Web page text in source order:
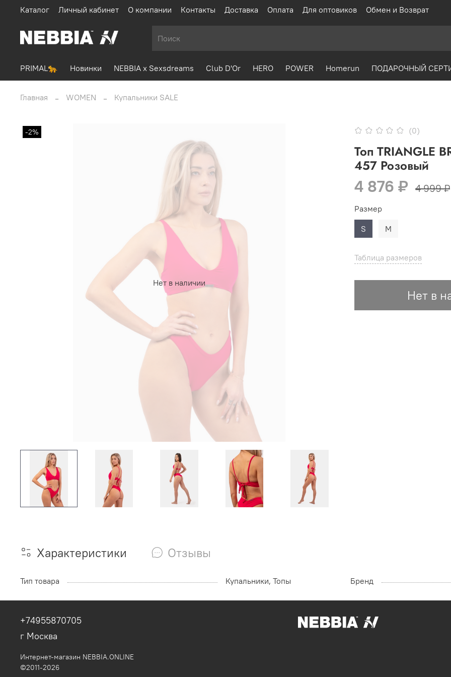
Каталог Личный кабинет О компании Контакты Доставка Оплата Для оптовиков Обмен и Возврат
PRIMAL🐆 Новинки NEBBIA x Sexsdreams Club D'Or HERO POWER Homerun ПОДАРОЧНЫЙ
Главная WOMEN Купальники SALE
Нет в наличии
-2% (0)
Топ TRIANGLE
457 Розовый
4 876 ₽ 4 999 ₽
Таблица размеров
Нет в
Размер
S
M
Характеристики Отзывы
Тип товара Купальники, Топы Бренд
+74955870705
г Москва
Интернет-магазин NEBBIA.ONLINE
©2011-2026